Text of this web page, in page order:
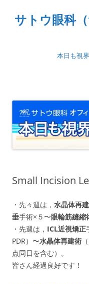
テ
ン
サトウ眼科
本日も視
Small Incision
・先々週は， 水晶体再
垂手術×５〜眼輪筋縫縮
・先週は， ICL近視矯正
PDR）〜水晶体再建術 （
点同日を含む）。
皆さん経過良好です！